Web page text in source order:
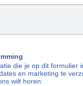
die je op dit formulier
en marketing te
wilt horen: